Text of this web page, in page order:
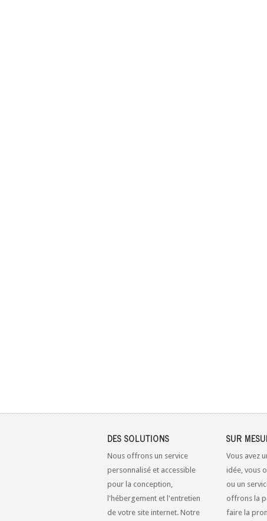
DES SOLUTIONS
Nous offrons un service
personnalisé et accessible
pour la conception,
l'hébergement et l'entretien
de votre site internet. Notre
SUR
Vous avez
idée, vous
ou un
offrons la
faire la